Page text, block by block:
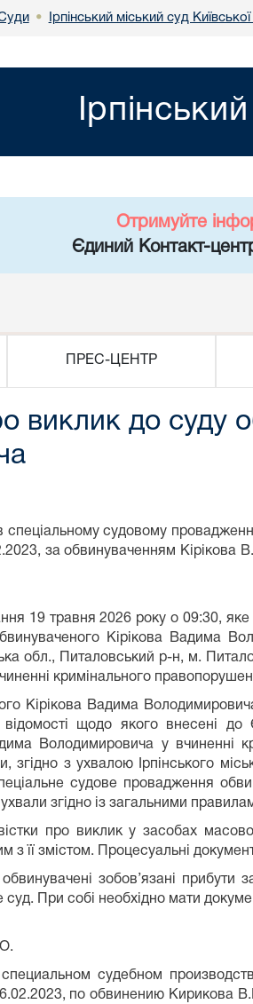
• Ірпінський міський суд
Отримуйте
Єдиний Контакт-
ПРЕС-ЦЕНТР
виклик до суду
спеціальному судовому
за обвинуваченням
19 травня 2026 року о 09:30, яке
Кірікова Вадима
обл., Питаловський р-н, м.
кримінального
Кірікова Вадима
відомості щодо якого внесені
Володимировича у вчиненні
згідно з ухвалою Ірпінського
судове провадження
згідно із загальними
про виклик у засобах
її змістом. Процесуальні
зобов’язані
суд. При собі необхідно мати
судебном
по обвинению Кирикова